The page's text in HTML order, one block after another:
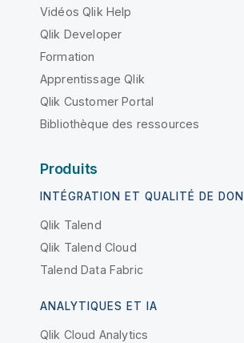
Vidéos Qlik Help
Qlik Developer
Formation
Apprentissage Qlik
Qlik Customer Portal
Bibliothèque des ressources
Produits
INTÉGRATION ET QUALITÉ DE
Qlik Talend
Qlik Talend Cloud
Talend Data Fabric
ANALYTIQUES ET IA
Qlik Cloud Analytics